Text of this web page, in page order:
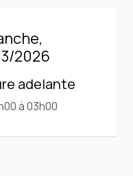
2026
adelante
à 03h00